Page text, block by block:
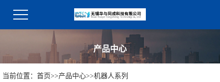
产品中心
当前位置： 首页>>产品中心>>机器人系列